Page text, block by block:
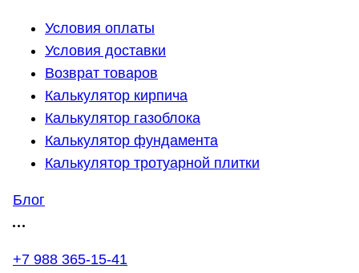
Условия оплаты
Условия доставки
Возврат товаров
Калькулятор кирпича
Калькулятор газоблока
Калькулятор фундамента
Калькулятор тротуарной плитки
Блог
+7 988 365-15-41